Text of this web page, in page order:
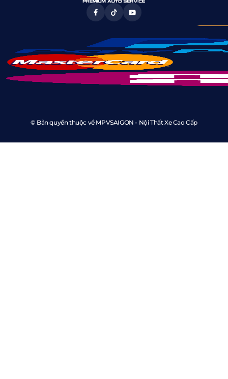
© Bản quyền thuộc về MPVSAIGON - Nội Thất Xe Cao Cấp